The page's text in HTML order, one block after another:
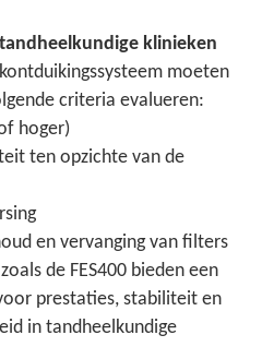
klinieken
moeten
criteria evalueren:
hoger)
ten opzichte van de
en vervanging van filters
de FES400 bieden een
prestaties, stabiliteit en
in tandheelkundige